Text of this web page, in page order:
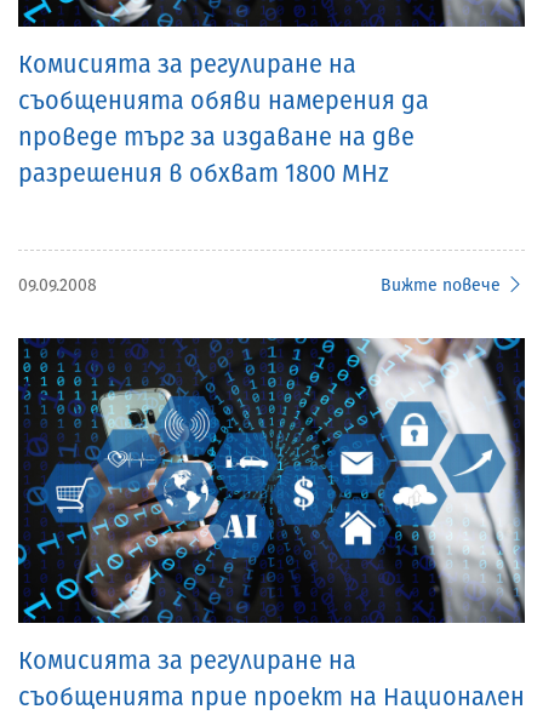
Комисията за регулиране на
съобщенията обяви намерения да
проведе търг за издаване на две
разрешения в обхват 1800 MHz
09.09.2008 Вижте повече
Комисията за регулиране на
съобщенията прие проект на Национален